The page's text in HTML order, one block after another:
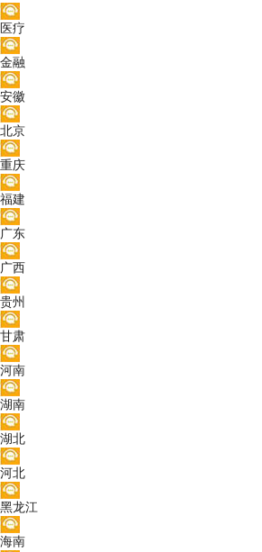
医疗
金融
安徽
北京
重庆
福建
广东
广西
贵州
甘肃
河南
湖南
湖北
河北
黑龙江
海南